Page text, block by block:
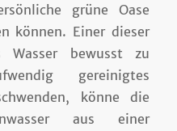
grüne Oase
können. Einer dieser
bewusst zu
gereinigtes
könne die
aus einer